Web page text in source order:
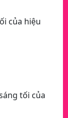
của hiệu
tối của